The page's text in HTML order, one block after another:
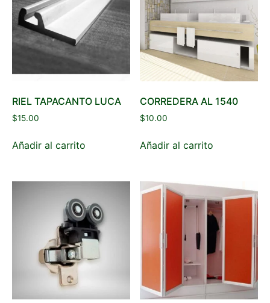
RIEL TAPACANTO LUCA
$15.00
Añadir al carrito
CORREDERA AL 1540
$10.00
Añadir al carrito